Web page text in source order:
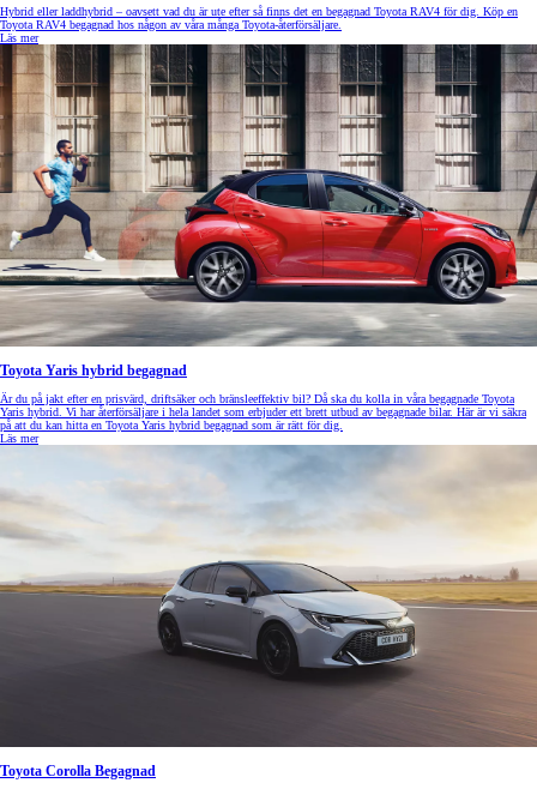
Hybrid eller laddhybrid – oavsett vad du är ute efter så finns det en begagnad Toyota RAV4 för dig. Köp en
Toyota RAV4 begagnad hos någon av våra många Toyota-återförsäljare.
Läs mer
Toyota Yaris hybrid begagnad
Är du på jakt efter en prisvärd, driftsäker och bränsleeffektiv bil? Då ska du kolla in våra begagnade Toyota
Yaris hybrid. Vi har återförsäljare i hela landet som erbjuder ett brett utbud av begagnade bilar. Här är vi säkra
på att du kan hitta en Toyota Yaris hybrid begagnad som är rätt för dig.
Läs mer
Toyota Corolla Begagnad